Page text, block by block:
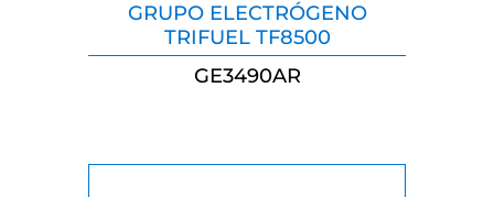
GRUPO ELECTRÓGENO
TRIFUEL TF8500
GE3490AR